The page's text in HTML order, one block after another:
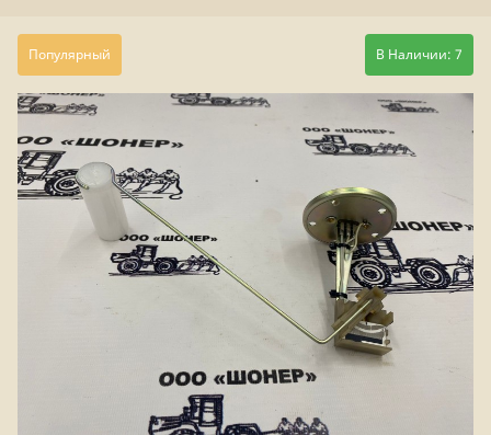
Популярный В Наличии: 7